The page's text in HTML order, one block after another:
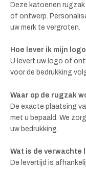
Deze katoenen
of ontwerp.
uw merk te vergroten.
Hoe lever ik mijn
U levert uw logo of
voor de bedrukking
Waar op de rugzak
De exacte plaatsing
met u bepaald. We
uw bedrukking.
Wat is de verwachte
De levertijd is